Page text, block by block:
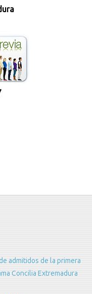
admitidos de la primera
Concilia Extremadura